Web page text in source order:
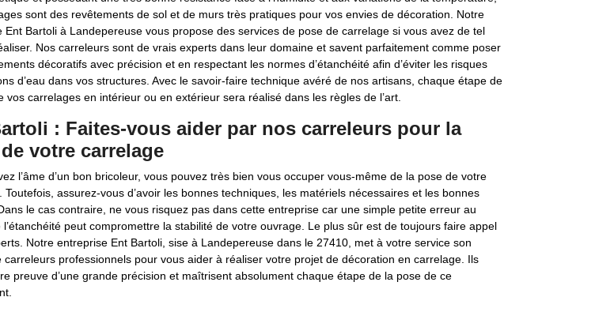
sont des revêtements de sol et de murs très pratiques pour vos envies de décoration. Notre
Ent Bartoli à Landepereuse vous propose des services de pose de carrelage si vous avez de tel
Nos carreleurs sont de vrais experts dans leur domaine et savent parfaitement comme poser
décoratifs avec précision et en respectant les normes d’étanchéité afin d’éviter les risques
d’eau dans vos structures. Avec le savoir-faire technique avéré de nos artisans, chaque étape de
vos carrelages en intérieur ou en extérieur sera réalisé dans les règles de l’art.
: Faites-vous aider par nos carreleurs pour la
votre carrelage
l’âme d’un bon bricoleur, vous pouvez très bien vous occuper vous-même de la pose de votre
Toutefois, assurez-vous d’avoir les bonnes techniques, les matériels nécessaires et les bonnes
le cas contraire, ne vous risquez pas dans cette entreprise car une simple petite erreur au
l’étanchéité peut compromettre la stabilité de votre ouvrage. Le plus sûr est de toujours faire appel
Notre entreprise Ent Bartoli, sise à Landepereuse dans le 27410, met à votre service son
carreleurs professionnels pour vous aider à réaliser votre projet de décoration en carrelage. Ils
preuve d’une grande précision et maîtrisent absolument chaque étape de la pose de ce